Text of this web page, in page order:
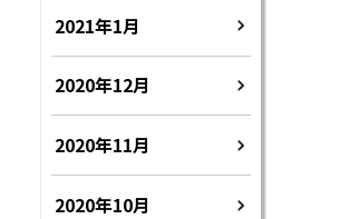
2021年1月
2020年12月
2020年11月
2020年10月